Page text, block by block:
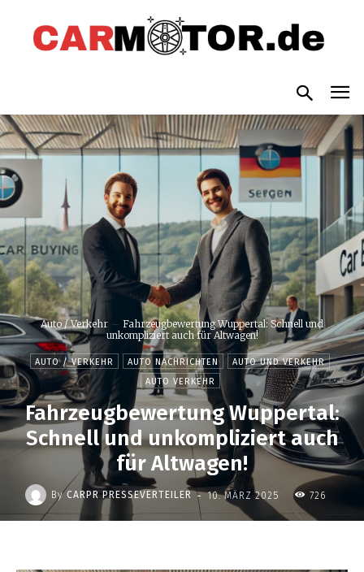
Auto / Verkehr
Fahrzeugbewertung Wuppertal: Schnell und
unkompliziert auch für Altwagen!
AUTO / VERKEHR AUTO NACHRICHTEN
AUTO UND VERKEHR
AUTO VERKEHR
Fahrzeugbewertung Wuppertal:
Schnell und unkompliziert auch
für Altwagen!
By CARPR PRESSEVERTEILER - 10. MÄRZ 2025 726